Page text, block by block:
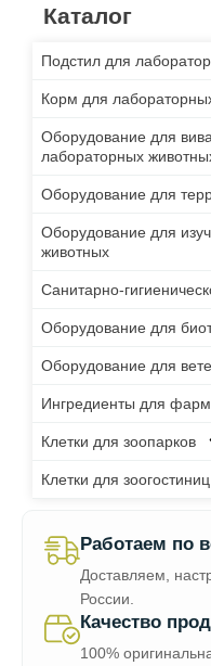
Каталог
Подстил для
Корм для
Оборудование для
лабораторных
Оборудование для
Оборудование для
животных
Санитарно-
Оборудование для
Оборудование для
Ингредиенты для
Клетки для зоопарков
Клетки для зоогостиниц
Работаем по
Доставляем,
России.
Качество
100%